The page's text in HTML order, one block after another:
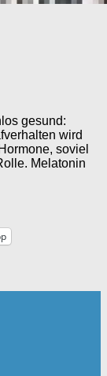
gesund:
wird
soviel
Melatonin